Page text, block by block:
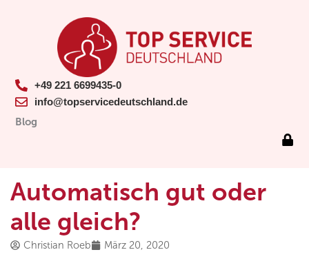
+49 221 6699435-0
info@topservicedeutschland.de
Blog
Automatisch gut oder
alle gleich?
Christian Roeb März 20, 2020